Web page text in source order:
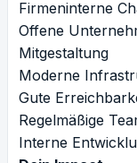
Firmeninterne
Offene
Mitgestaltung
Moderne
Gute
Regelmäßige
Interne